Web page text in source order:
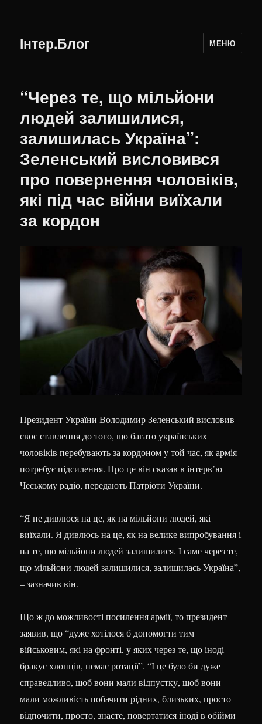
Інтер.Блог МЕНЮ
“Через те, що мільйони
людей залишилися,
залишилась Україна”:
Зеленський висловився
про повернення чоловіків,
які під час війни виїхали
за кордон
Президент України Володимир Зеленський висловив
своє ставлення до того, що багато українських
чоловіків перебувають за кордоном у той час, як армія
потребує підсилення. Про це він сказав в інтерв’ю
Чеському радіо, передають Патріоти України.
“Я не дивлюся на це, як на мільйони людей, які
виїхали. Я дивлюсь на це, як на велике випробування і
на те, що мільйони людей залишилися. І саме через те,
що мільйони людей залишилися, залишилась Україна”,
– зазначив він.
Що ж до можливості посилення армії, то президент
заявив, що “дуже хотілося б допомогти тим
військовим, які на фронті, у яких через те, що іноді
бракує хлопців, немає ротації”. “І це було би дуже
справедливо, щоб вони мали відпустку, щоб вони
мали можливість побачити рідних, близьких, просто
відпочити, просто, знаєте, повертатися іноді в обійми